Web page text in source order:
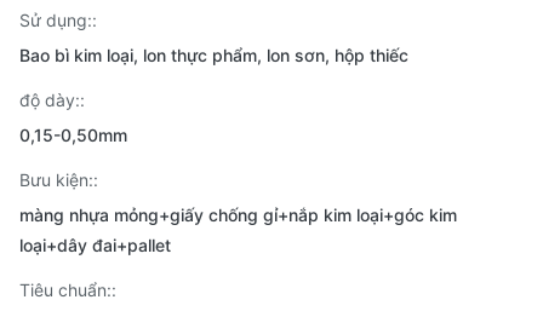
Sử dụng::
Bao bì kim loại, lon thực phẩm, lon sơn, hộp thiếc
độ dày::
0,15-0,50mm
Bưu kiện::
màng nhựa mỏng+giấy chống gỉ+nắp kim loại+góc kim
loại+dây đai+pallet
Tiêu chuẩn::